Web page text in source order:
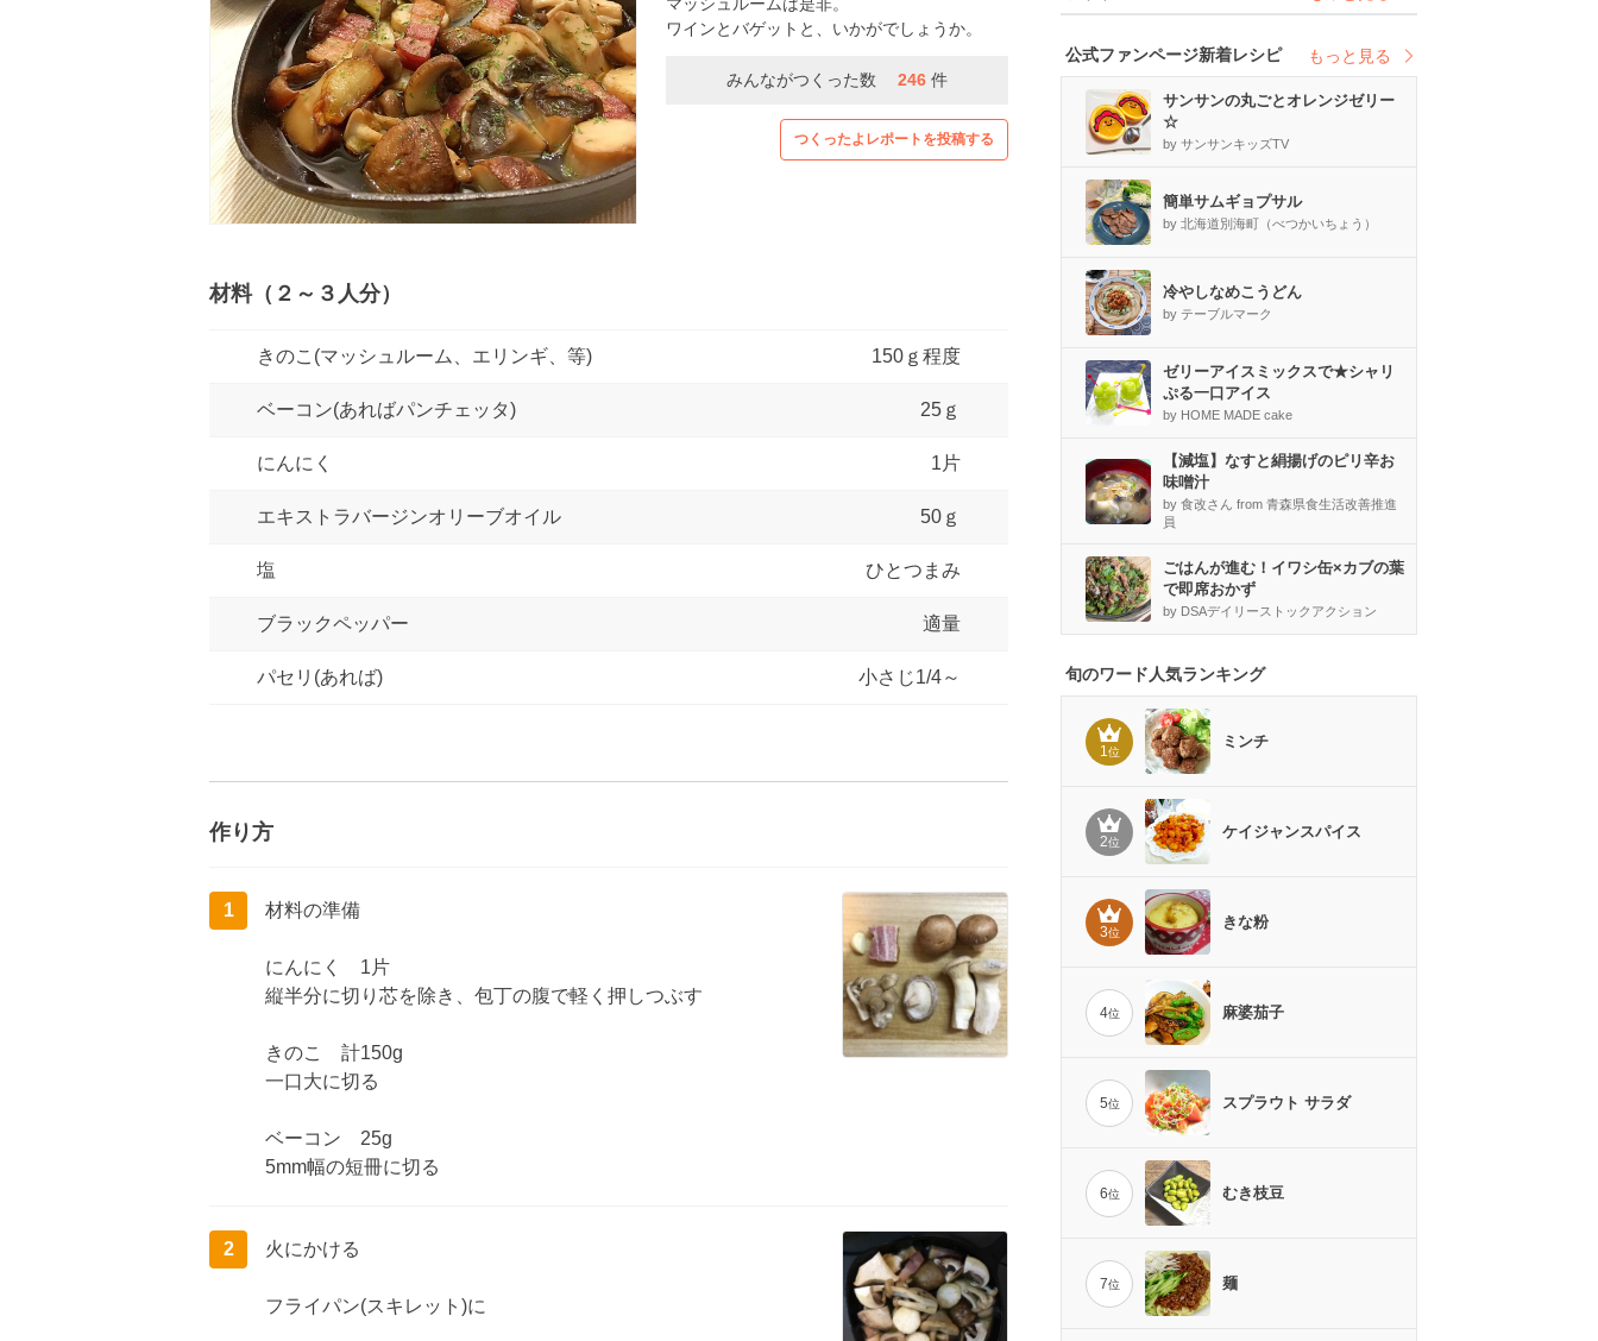
マッシュルームは是非。
ワインとバゲットと、いかがでしょうか。
みんながつくった数 246 件
つくったよレポートを投稿する
材料（２～３人分）
きのこ(マッシュルーム、エリンギ、等) 150ｇ程度
ベーコン(あればパンチェッタ) 25ｇ
にんにく 1片
エキストラバージンオリーブオイル 50ｇ
塩 ひとつまみ
ブラックペッパー 適量
パセリ(あれば) 小さじ1/4～
作り方
1 材料の準備
にんにく 1片
縦半分に切り芯を除き、包丁の腹で軽く押しつぶす
きのこ 計150g
一口大に切る
ベーコン 25g
5mm幅の短冊に切る
2 火にかける
フライパン(スキレット)に
公式ファンページ新着レシピ もっと見る
サンサンの丸ごとオレンジゼリー
☆
by サンサンキッズTV
簡単サムギョプサル
by 北海道別海町（べつかいちょう）
冷やしなめこうどん
by テーブルマーク
ゼリーアイスミックスで★シャリ
ぷる一口アイス
by HOME MADE cake
【減塩】なすと絹揚げのピリ辛お
味噌汁
by 食改さん from 青森県食生活改善推進
員
ごはんが進む！イワシ缶×カブの葉
で即席おかず
by DSAデイリーストックアクション
旬のワード人気ランキング
1位
ミンチ
2位
ケイジャンスパイス
3位
きな粉
4位 麻婆茄子
5位 スプラウト サラダ
6位 むき枝豆
7位 麺